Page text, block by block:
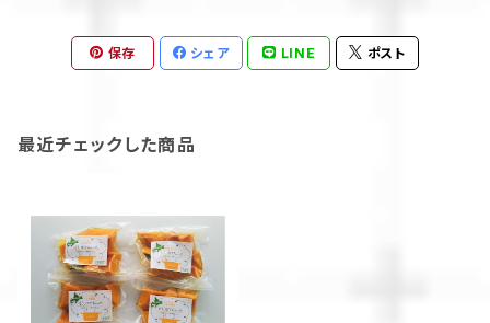
保存 シェア LINE ポスト
最近チェックした商品